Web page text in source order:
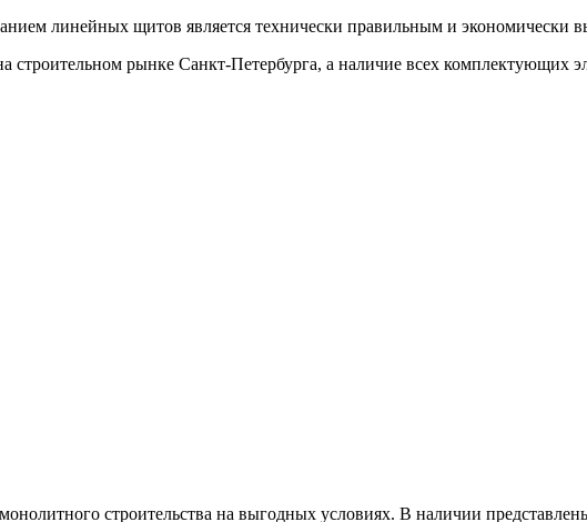
линейных щитов является технически правильным и экономически
строительном рынке Санкт-Петербурга, а наличие всех комплектующих
строительства на выгодных условиях. В наличии